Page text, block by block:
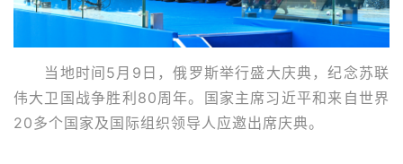
当地时间5月9日，俄罗斯举行盛大庆典，纪念苏联
伟大卫国战争胜利80周年。国家主席习近平和来自世界
20多个国家及国际组织领导人应邀出席庆典。